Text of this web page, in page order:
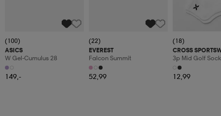
(100)
ASICS
W Gel-Cumulus 28
149,-
(22)
EVEREST
Falcon Summit
52,99
(18)
CROSS
3p Mid Golf Sock
12,99